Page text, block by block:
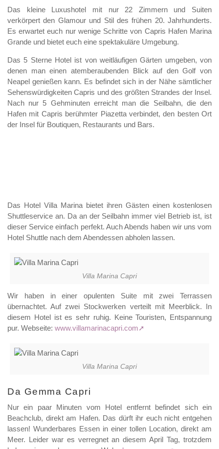
Das kleine Luxushotel mit nur 22 Zimmern und Suiten
verkörpert den Glamour und Stil des frühen 20. Jahrhunderts.
Es erwartet euch nur wenige Schritte von Capris Hafen Marina
Grande und bietet euch eine spektakuläre Umgebung.
Das 5 Sterne Hotel ist von weitläufigen Gärten umgeben, von
denen man einen atemberaubenden Blick auf den Golf von
Neapel genießen kann. Es befindet sich in der Nähe sämtlicher
Sehenswürdigkeiten Capris und des größten Strandes der Insel.
Nach nur 5 Gehminuten erreicht man die Seilbahn, die den
Hafen mit Capris berühmter Piazetta verbindet, den besten Ort
der Insel für Boutiquen, Restaurants und Bars.
Das Hotel Villa Marina bietet ihren Gästen einen kostenlosen
Shuttleservice an. Da an der Seilbahn immer viel Betrieb ist, ist
dieser Service einfach perfekt. Auch Abends haben wir uns vom
Hotel Shuttle nach dem Abendessen abholen lassen.
Villa Marina Capri
Wir haben in einer opulenten Suite mit zwei Terrassen
übernachtet. Auf zwei Stockwerken verteilt mit Meerblick. In
diesem Hotel ist es sehr ruhig. Keine Touristen, Entspannung
pur. Webseite: www.villamarinacapri.com
Villa Marina Capri
Da Gemma Capri
Nur ein paar Minuten vom Hotel entfernt befindet sich ein
Beachclub, direkt am Hafen. Das dürft ihr euch nicht entgehen
lassen! Wunderbares Essen in einer tollen Location, direkt am
Meer. Leider war es verregnet an diesem April Tag, trotzdem